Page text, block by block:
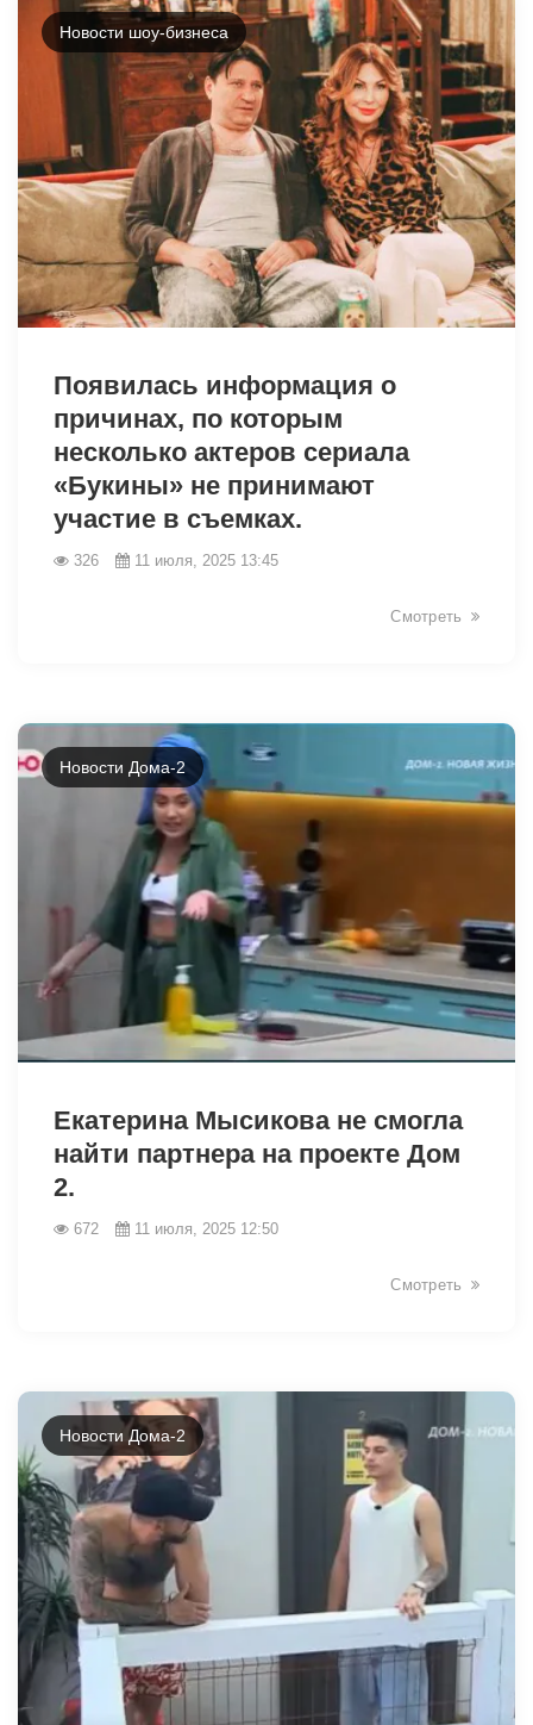
Новости шоу-бизнеса
Появилась информация о
причинах, по которым
несколько актеров сериала
«Букины» не принимают
участие в съемках.
326 11 июля, 2025 13:45
Смотреть
Новости Дома-2
Екатерина Мысикова не смогла
найти партнера на проекте Дом
2.
672 11 июля, 2025 12:50
Смотреть
Новости Дома-2